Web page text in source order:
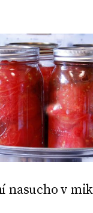
nasucho v